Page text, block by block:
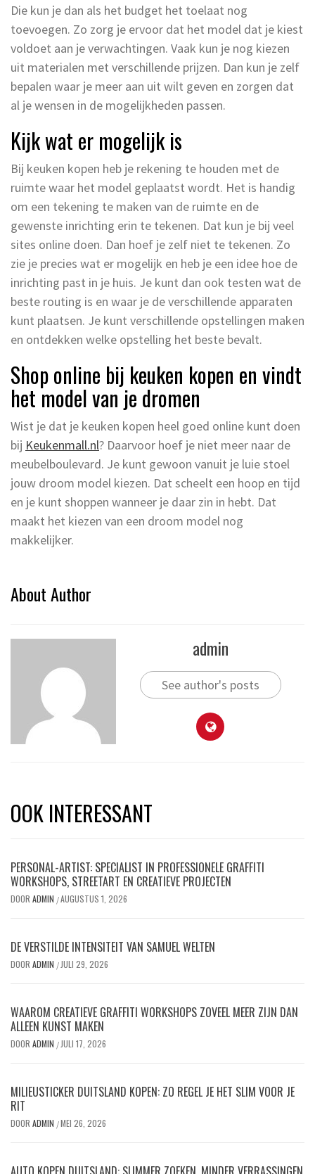
Die kun je dan als het budget het toelaat nog
toevoegen. Zo zorg je ervoor dat het model dat je kiest
voldoet aan je verwachtingen. Vaak kun je nog kiezen
uit materialen met verschillende prijzen. Dan kun je zelf
bepalen waar je meer aan uit wilt geven en zorgen dat
al je wensen in de mogelijkheden passen.
Kijk wat er mogelijk is
Bij keuken kopen heb je rekening te houden met de
ruimte waar het model geplaatst wordt. Het is handig
om een tekening te maken van de ruimte en de
gewenste inrichting erin te tekenen. Dat kun je bij veel
sites online doen. Dan hoef je zelf niet te tekenen. Zo
zie je precies wat er mogelijk en heb je een idee hoe de
inrichting past in je huis. Je kunt dan ook testen wat de
beste routing is en waar je de verschillende apparaten
kunt plaatsen. Je kunt verschillende opstellingen maken
en ontdekken welke opstelling het beste bevalt.
Shop online bij keuken kopen en vindt
het model van je dromen
Wist je dat je keuken kopen heel goed online kunt doen
bij Keukenmall.nl? Daarvoor hoef je niet meer naar de
meubelboulevard. Je kunt gewoon vanuit je luie stoel
jouw droom model kiezen. Dat scheelt een hoop en tijd
en je kunt shoppen wanneer je daar zin in hebt. Dat
maakt het kiezen van een droom model nog
makkelijker.
About Author
admin
See author's posts
OOK INTERESSANT
PERSONAL-ARTIST: SPECIALIST IN PROFESSIONELE GRAFFITI
WORKSHOPS, STREETART EN CREATIEVE PROJECTEN
DOOR ADMIN /AUGUSTUS 1, 2026
DE VERSTILDE INTENSITEIT VAN SAMUEL WELTEN
DOOR ADMIN / JULI 29, 2026
WAAROM CREATIEVE GRAFFITI WORKSHOPS ZOVEEL MEER ZIJN DAN
ALLEEN KUNST MAKEN
DOOR ADMIN / JULI 17, 2026
MILIEUSTICKER DUITSLAND KOPEN: ZO REGEL JE HET SLIM VOOR JE
RIT
DOOR ADMIN /MEI 26, 2026